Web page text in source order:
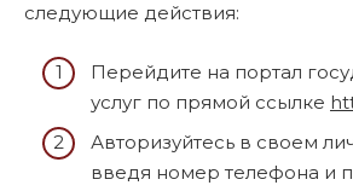
следующие действия:
Перейдите на портал
услуг по прямой ссылке
Авторизуйтесь в своем
введя номер телефона и